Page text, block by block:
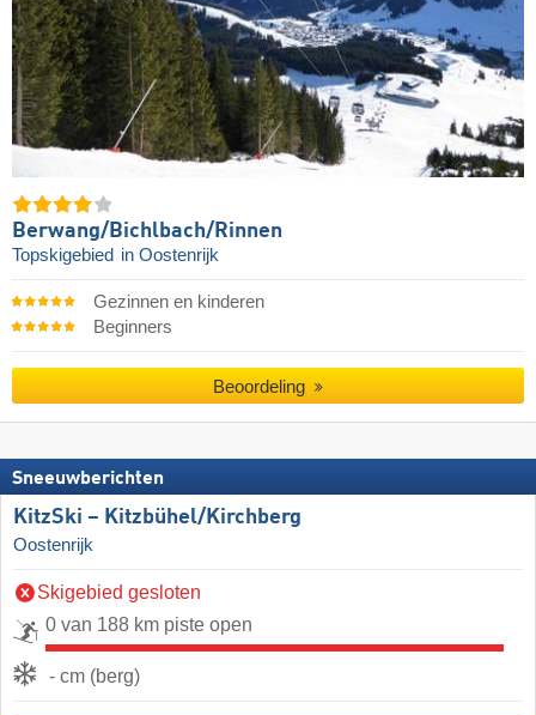
Berwang/​Bichlbach/​Rinnen
Topskigebied in Oostenrijk
Gezinnen en kinderen
Beginners
Beoordeling
Sneeuwberichten
KitzSki – Kitzbühel/​Kirchberg
Oostenrijk
Skigebied gesloten
0 van 188 km piste open
- cm (berg)